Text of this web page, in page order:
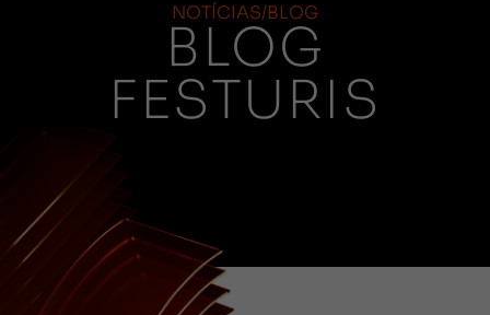
NOTÍCIAS/BLOG
BLOG
FESTURIS
(CONTEÚDO)